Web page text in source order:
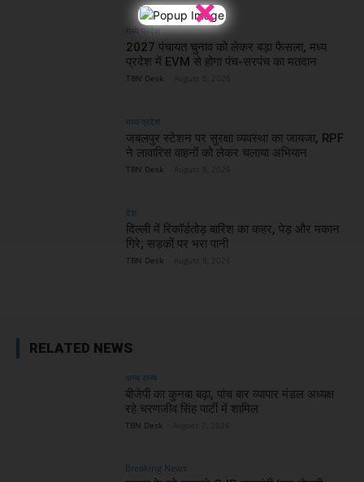
×
मध्य प्रदेश
2027 पंचायत चुनाव को लेकर बड़ा फैसला, मध्य
प्रदेश में EVM से होगा पंच-सरपंच का मतदान
TBN Desk
मध्य प्रदेश
जबलपुर स्टेशन पर सुरक्षा व्यवस्था का जायजा, RPF
ने लावारिस वाहनों को लेकर चलाया अभियान
TBN Desk
देश
दिल्ली में रिकॉर्डतोड़ बारिश का कहर, पेड़ और मकान
गिरे; सड़कों पर भरा पानी
TBN Desk
RELATED NEWS
अन्य राज्य
बीजेपी का कुनबा बढ़ा, पांच बार व्यापार मंडल अध्यक्ष
रहे चरणजीव सिंह पार्टी में शामिल
TBN Desk
Breaking News